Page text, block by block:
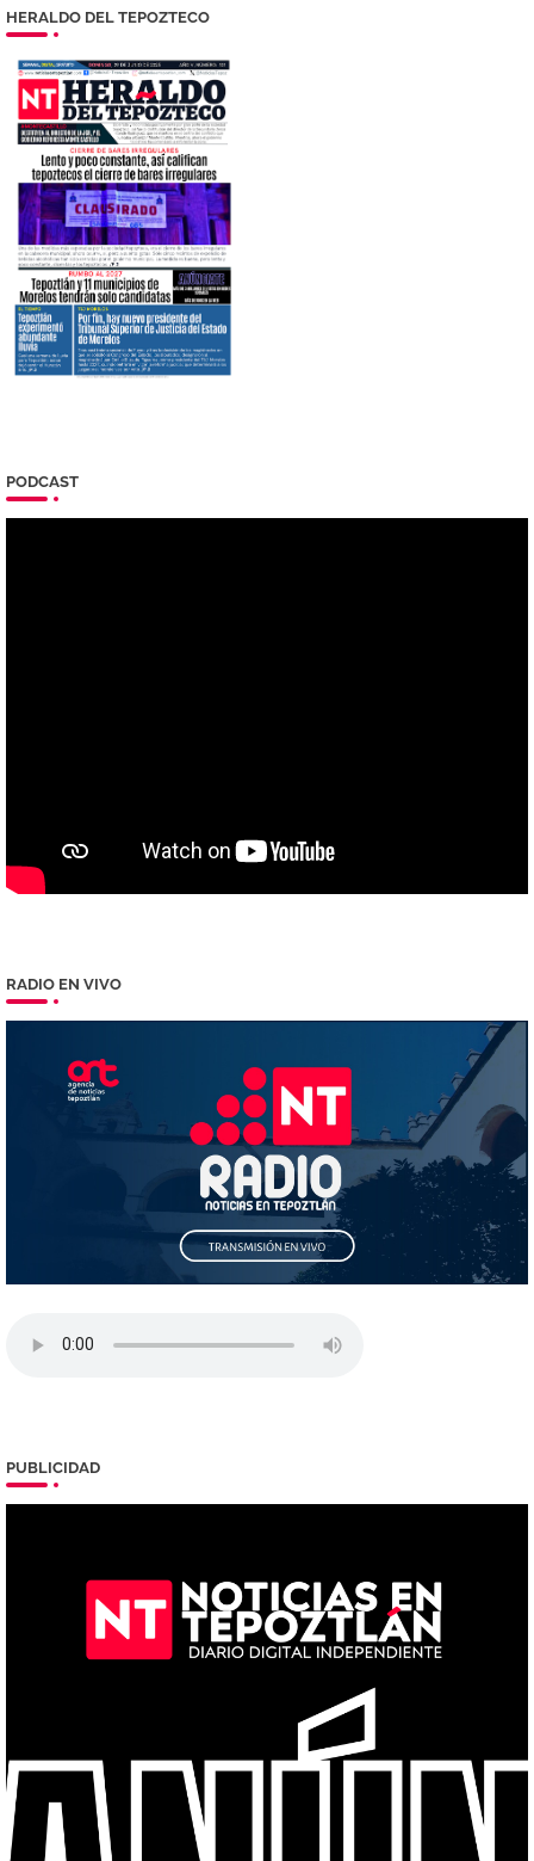
HERALDO DEL TEPOZTECO
PODCAST
RADIO EN VIVO
PUBLICIDAD